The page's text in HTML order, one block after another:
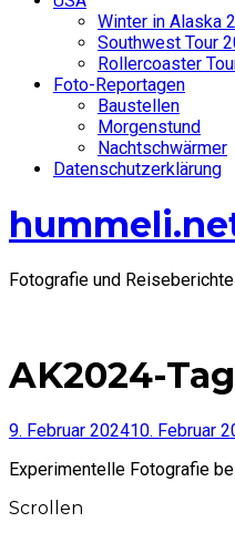
Winter in Alaska
Southwest Tour
Rollercoaster
Foto-Reportagen
Baustellen
Morgenstund
Nachtschwärmer
Datenschutzerklärung
Fotografie und Reiseberichte
AK2024-
9. Februar 202410. Februar
Experimentelle Fotografie
Scrollen